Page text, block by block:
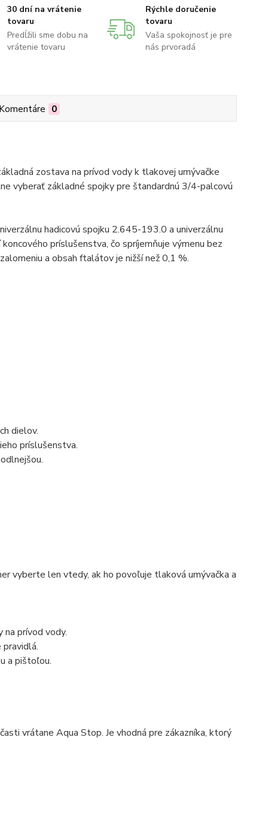
30 dní na vrátenie
tovaru
Predĺžili sme dobu na
vrátenie tovaru
Rýchle doručenie
tovaru
Vaša spokojnosť je pre
nás prvoradá
0
zostava na prívod vody k tlakovej umývačke
vyberať základné spojky pre štandardnú 3/4-palcovú
hadicovú spojku 2.645-193.0 a univerzálnu
príslušenstva, čo spríjemňuje výmenu bez
a obsah ftalátov je nižší než 0,1 %.
dielov.
príslušenstva.
vyberte len vtedy, ak ho povoľuje tlaková umývačka a
prívod vody.
a pištoľou.
vrátane Aqua Stop. Je vhodná pre zákazníka, ktorý